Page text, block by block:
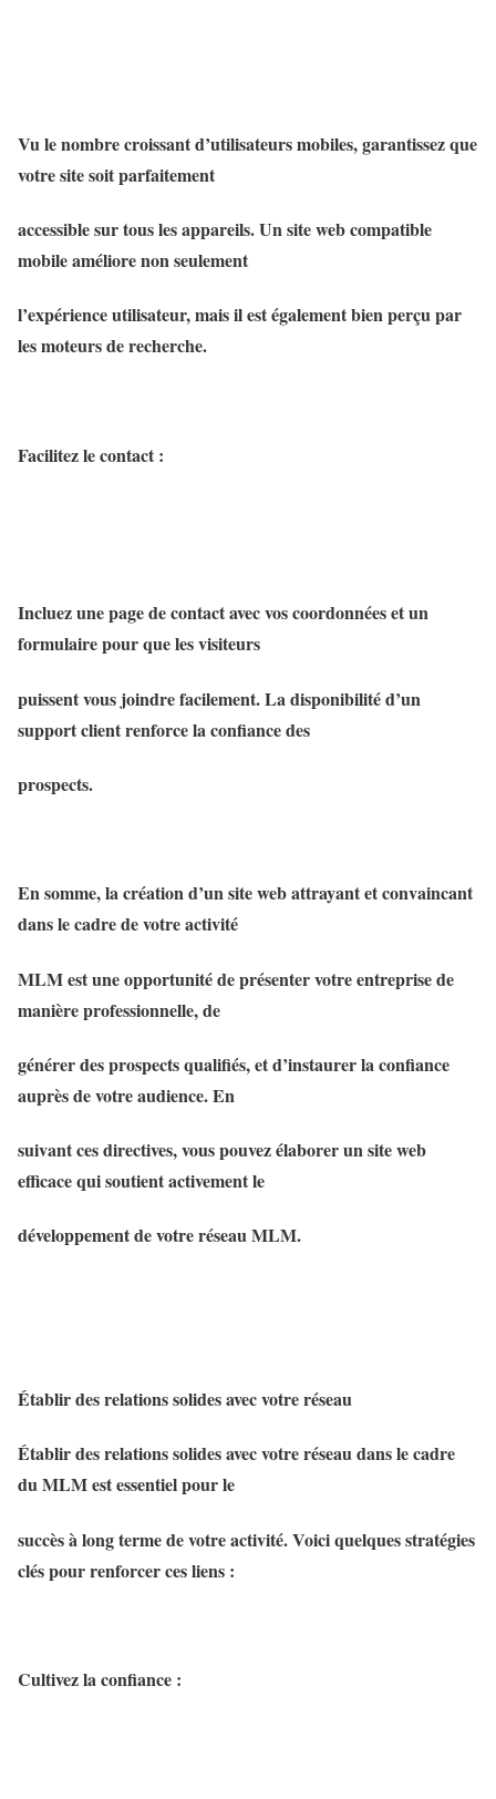
Vu le nombre croissant d’utilisateurs mobiles, garantissez que
votre site soit parfaitement
accessible sur tous les appareils. Un site web compatible
mobile améliore non seulement
l’expérience utilisateur, mais il est également bien perçu par
les moteurs de recherche.
Facilitez le contact :
Incluez une page de contact avec vos coordonnées et un
formulaire pour que les visiteurs
puissent vous joindre facilement. La disponibilité d’un
support client renforce la confiance des
prospects.
En somme, la création d’un site web attrayant et convaincant
dans le cadre de votre activité
MLM est une opportunité de présenter votre entreprise de
manière professionnelle, de
générer des prospects qualifiés, et d’instaurer la confiance
auprès de votre audience. En
suivant ces directives, vous pouvez élaborer un site web
efficace qui soutient activement le
développement de votre réseau MLM.
Établir des relations solides avec votre réseau
Établir des relations solides avec votre réseau dans le cadre
du MLM est essentiel pour le
succès à long terme de votre activité. Voici quelques stratégies
clés pour renforcer ces liens :
Cultivez la confiance :